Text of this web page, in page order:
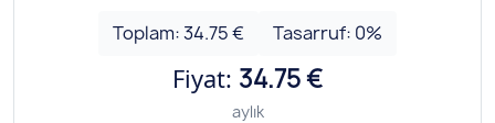
Toplam:34.75 € Tasarruf: 0%
Fiyat: 34.75 €
aylık